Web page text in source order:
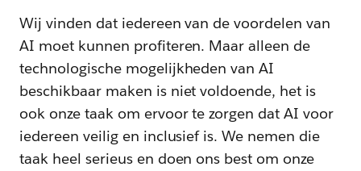
Wij vinden dat iedereen van de voordelen van
AI moet kunnen profiteren. Maar alleen de
technologische mogelijkheden van AI
beschikbaar maken is niet voldoende, het is
ook onze taak om ervoor te zorgen dat AI voor
iedereen veilig en inclusief is. We nemen die
taak heel serieus en doen ons best om onze